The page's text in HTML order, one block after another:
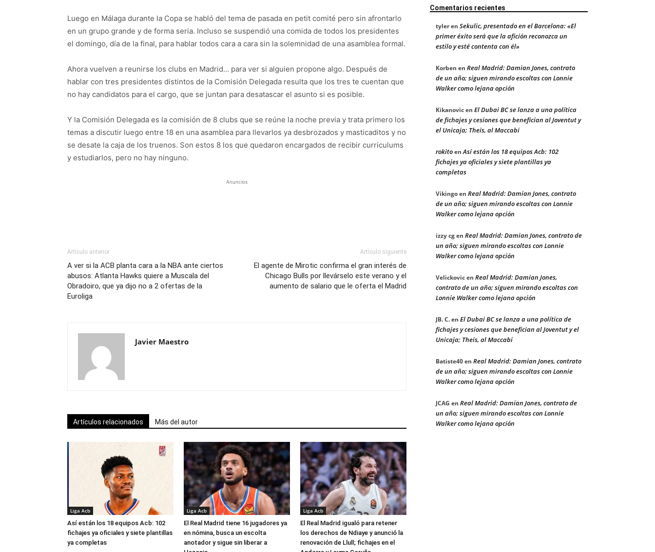
Luego en Málaga durante la Copa se habló del tema de pasada en petit comité pero sin afrontarlo
en un grupo grande y de forma seria. Incluso se suspendió una comida de todos los presidentes
el domingo, día de la final, para hablar todos cara a cara sin la solemnidad de una asamblea formal.
Ahora vuelven a reunirse los clubs en Madrid… para ver si alguien propone algo. Después de
hablar con tres presidentes distintos de la Comisión Delegada resulta que los tres te cuentan que
no hay candidatos para el cargo, que se juntan para desatascar el asunto si es posible.
Y la Comisión Delegada es la comisión de 8 clubs que se reúne la noche previa y trata primero los
temas a discutir luego entre 18 en una asamblea para llevarlos ya desbrozados y masticaditos y no
se desate la caja de los truenos. Son estos 8 los que quedaron encargados de recibir curriculums
y estudiarlos, pero no hay ninguno.
Anuncios
Artículo anterior
A ver si la ACB planta cara a la NBA ante ciertos
abusos: Atlanta Hawks quiere a Muscala del
Obradoiro, que ya dijo no a 2 ofertas de la
Euroliga
Artículo siguiente
El agente de Mirotic confirma el gran interés de
Chicago Bulls por llevárselo este verano y el
aumento de salario que le oferta el Madrid
Javier Maestro
Artículos relacionados Más del autor
Liga Acb
Así están los 18 equipos Acb: 102
fichajes ya oficiales y siete plantillas
ya completas
Liga Acb
El Real Madrid tiene 16 jugadores ya
en nómina, busca un escolta
anotador y sigue sin liberar a
Liga Acb
El Real Madrid igualó para retener
los derechos de Ndiaye y anunció la
renovación de Llull; fichajes en el
Comentarios recientes
tyleren Sekulic, presentado en el Barcelona: «El
primer éxito será que la afición reconozca un
estilo y esté contenta con él»
Korben en Real Madrid: Damian Jones, contrato
de un año; siguen mirando escoltas con Lonnie
Walker como lejana opción
Kikanovicen El Dubai BC se lanza a una política
de fichajes y cesiones que benefician al Joventut y
el Unicaja; Theis, al Maccabi
rokitoenAsí están los 18 equipos Acb: 102
fichajes ya oficiales y siete plantillas ya
completas
Vikingoen Real Madrid: Damian Jones, contrato
de un año; siguen mirando escoltas con Lonnie
Walker como lejana opción
izzy cgen Real Madrid: Damian Jones, contrato de
un año; siguen mirando escoltas con Lonnie
Walker como lejana opción
Velickovicen Real Madrid: Damian Jones,
contrato de un año; siguen mirando escoltas con
Lonnie Walker como lejana opción
JB. C.en El Dubai BC se lanza a una política de
fichajes y cesiones que benefician al Joventut y el
Unicaja; Theis, al Maccabi
Batiste40en Real Madrid: Damian Jones, contrato
de un año; siguen mirando escoltas con Lonnie
Walker como lejana opción
JCAG en Real Madrid: Damian Jones, contrato de
un año; siguen mirando escoltas con Lonnie
Walker como lejana opción